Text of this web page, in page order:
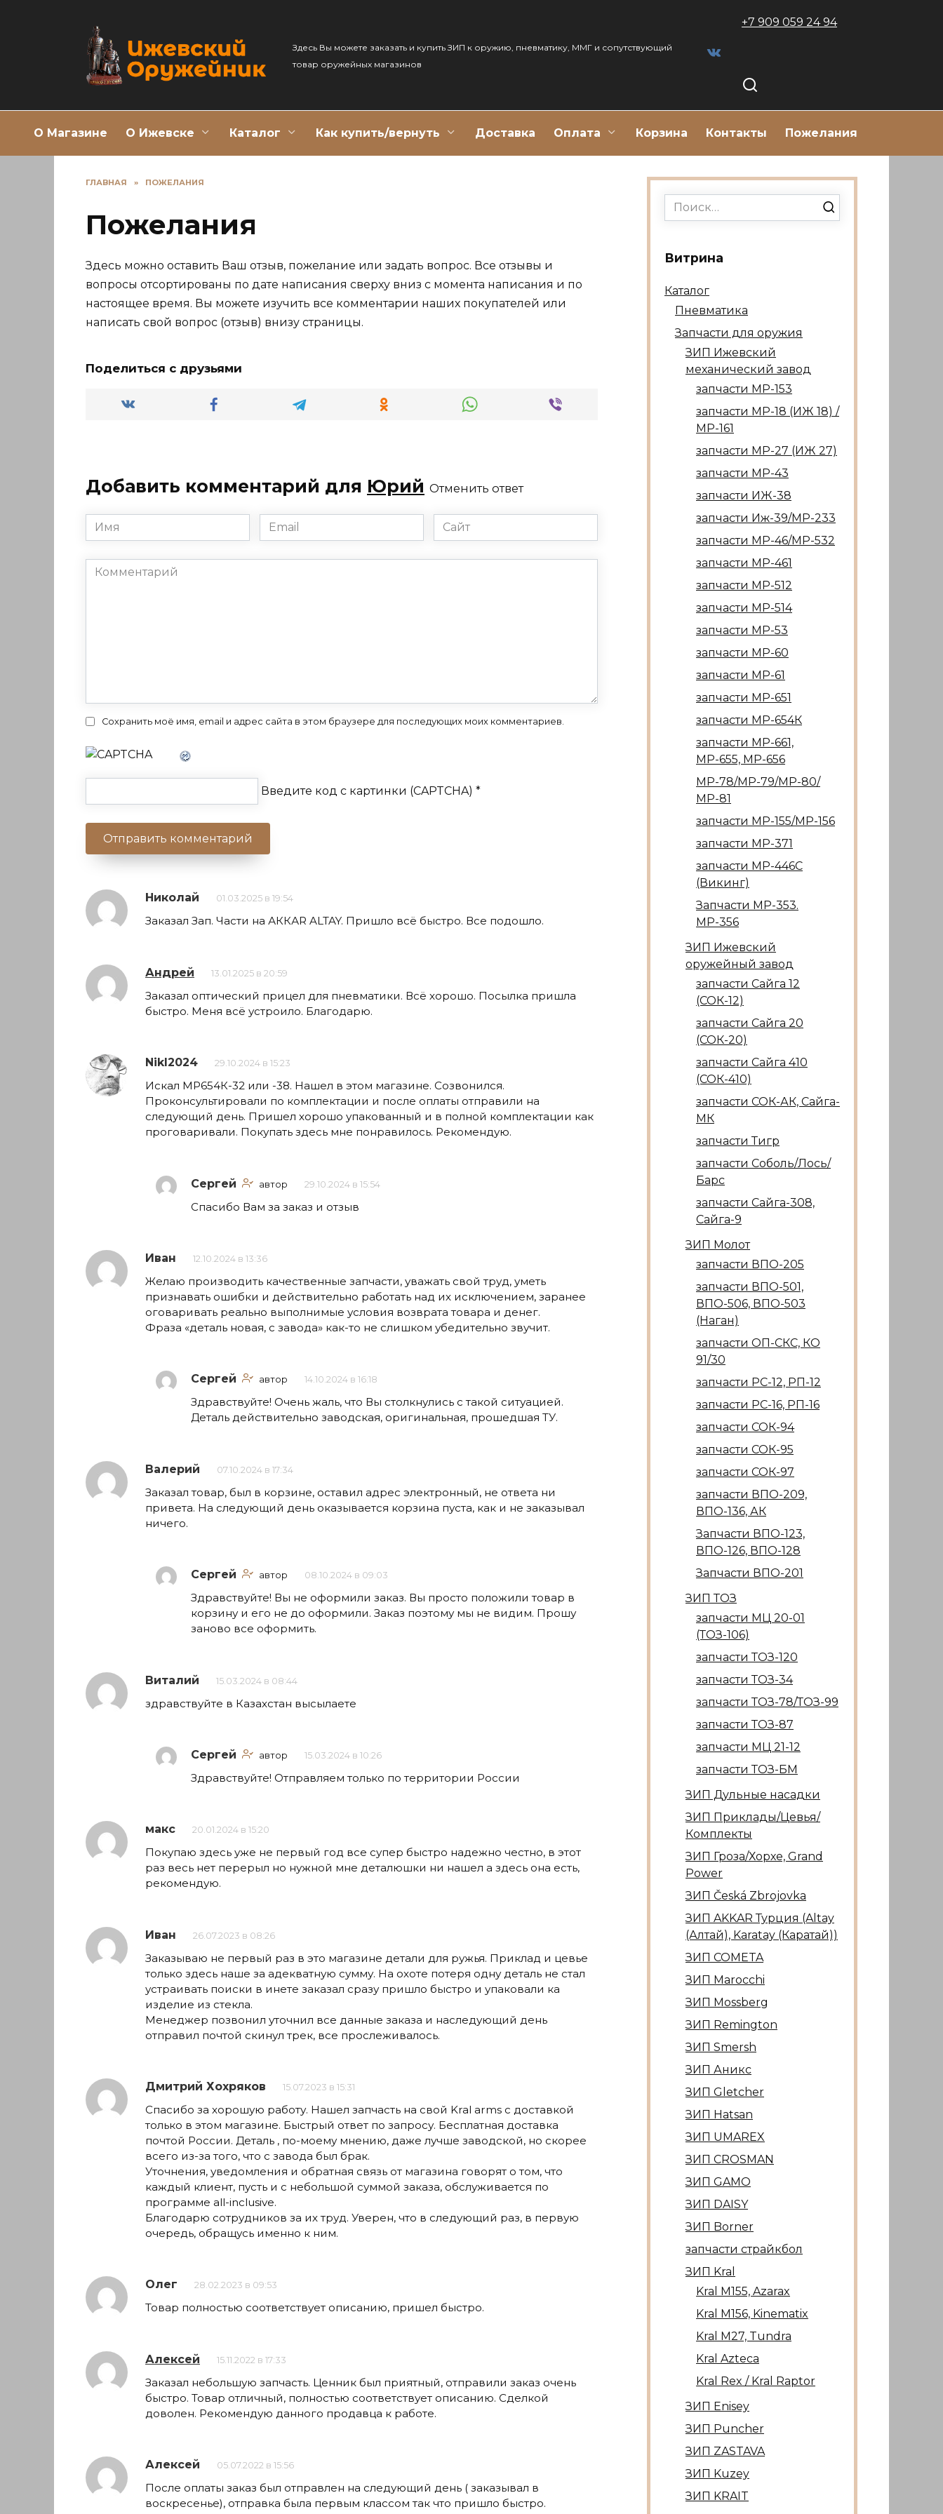
Здесь Вы можете заказать и купить ЗИП к оружию, пневматику, ММГ и сопутствующий
товар оружейных магазинов
+7 909 059 24 94
О Магазине О Ижевске Каталог Как купить/вернуть Доставка Оплата Корзина Контакты Пожелания
ГЛАВНАЯ » ПОЖЕЛАНИЯ
Пожелания
Здесь можно оставить Ваш отзыв, пожелание или задать вопрос. Все отзывы и
вопросы отсортированы по дате написания сверху вниз с момента написания и по
настоящее время. Вы можете изучить все комментарии наших покупателей или
написать свой вопрос (отзыв) внизу страницы.
Поделиться с друзьями
Добавить комментарий для Юрий Отменить ответ
Имя
*
Email
*
Сайт
Комментарий
Сохранить моё имя, email и адрес сайта в этом браузере для последующих моих комментариев.
Введите код с картинки (CAPTCHA) *
Николай 01.03.2025 в 19:54
Заказал Зап. Части на АККАR ALTAY. Пришло всё быстро. Все подошло.
Андрей 13.01.2025 в 20:59
Заказал оптический прицел для пневматики. Всё хорошо. Посылка пришла
быстро. Меня всё устроило. Благодарю.
NikI2024 29.10.2024 в 15:23
Искал МР654К-32 или -38. Нашел в этом магазине. Созвонился.
Проконсультировали по комплектации и после оплаты отправили на
следующий день. Пришел хорошо упакованный и в полной комплектации как
проговаривали. Покупать здесь мне понравилось. Рекомендую.
Сергей автор 29.10.2024 в 15:54
Спасибо Вам за заказ и отзыв
Иван 12.10.2024 в 13:36
Желаю производить качественные запчасти, уважать свой труд, уметь
признавать ошибки и действительно работать над их исключением, заранее
оговаривать реально выполнимые условия возврата товара и денег.
Фраза «деталь новая, с завода» как-то не слишком убедительно звучит.
Сергей автор 14.10.2024 в 16:18
Здравствуйте! Очень жаль, что Вы столкнулись с такой ситуацией.
Деталь действительно заводская, оригинальная, прошедшая ТУ.
Валерий 07.10.2024 в 17:34
Заказал товар, был в корзине, оставил адрес электронный, не ответа ни
привета. На следующий день оказывается корзина пуста, как и не заказывал
ничего.
Сергей автор 08.10.2024 в 09:03
Здравствуйте! Вы не оформили заказ. Вы просто положили товар в
корзину и его не до оформили. Заказ поэтому мы не видим. Прошу
заново все оформить.
Виталий 15.03.2024 в 08:44
здравствуйте в Казахстан высылаете
Сергей автор 15.03.2024 в 10:26
Здравствуйте! Отправляем только по территории России
макс 20.01.2024 в 15:20
Покупаю здесь уже не первый год все супер быстро надежно честно, в этот
раз весь нет перерыл но нужной мне деталюшки ни нашел а здесь она есть,
рекомендую.
Иван 26.07.2023 в 08:26
Заказываю не первый раз в это магазине детали для ружья. Приклад и цевье
только здесь наше за адекватную сумму. На охоте потеря одну деталь не стал
устраивать поиски в инете заказал сразу пришло быстро и упаковали ка
изделие из стекла.
Менеджер позвонил уточнил все данные заказа и наследующий день
отправил почтой скинул трек, все прослеживалось.
Дмитрий Хохряков 15.07.2023 в 15:31
Спасибо за хорошую работу. Нашел запчасть на свой Kral arms с доставкой
только в этом магазине. Быстрый ответ по запросу. Бесплатная доставка
почтой России. Деталь , по-моему мнению, даже лучше заводской, но скорее
всего из-за того, что с завода был брак.
Уточнения, уведомления и обратная связь от магазина говорят о том, что
каждый клиент, пусть и с небольшой суммой заказа, обслуживается по
программе all-inclusive.
Благодарю сотрудников за их труд. Уверен, что в следующий раз, в первую
очередь, обращусь именно к ним.
Олег 28.02.2023 в 09:53
Товар полностью соответствует описанию, пришел быстро.
Алексей 15.11.2022 в 17:33
Заказал небольшую запчасть. Ценник был приятный, отправили заказ очень
быстро. Товар отличный, полностью соответствует описанию. Сделкой
доволен. Рекомендую данного продавца к работе.
Алексей 05.07.2022 в 15:56
После оплаты заказ был отправлен на следующий день ( заказывал в
воскресенье), отправка была первым классом так что пришло быстро.
Search
for:
Витрина
Каталог
Пневматика
Запчасти для оружия
ЗИП Ижевский
механический завод
запчасти МР-153
запчасти МР-18 (ИЖ 18) /
МР-161
запчасти МР-27 (ИЖ 27)
запчасти МР-43
запчасти ИЖ-38
запчасти Иж-39/МР-233
запчасти МР-46/МР-532
запчасти МР-461
запчасти МР-512
запчасти МР-514
запчасти МР-53
запчасти МР-60
запчасти МР-61
запчасти МР-651
запчасти МР-654К
запчасти МР-661,
МР-655, МР-656
МР-78/МР-79/МР-80/
МР-81
запчасти МР-155/МР-156
запчасти МР-371
запчасти МР-446С
(Викинг)
Запчасти МР-353.
МР-356
ЗИП Ижевский
оружейный завод
запчасти Сайга 12
(СОК-12)
запчасти Сайга 20
(СОК-20)
запчасти Сайга 410
(СОК-410)
запчасти СОК-АК, Сайга-
МК
запчасти Тигр
запчасти Соболь/Лось/
Барс
запчасти Сайга-308,
Сайга-9
ЗИП Молот
запчасти ВПО-205
запчасти ВПО-501,
ВПО-506, ВПО-503
(Наган)
запчасти ОП-СКС, КО
91/30
запчасти РС-12, РП-12
запчасти РС-16, РП-16
запчасти СОК-94
запчасти СОК-95
запчасти СОК-97
запчасти ВПО-209,
ВПО-136, АК
Запчасти ВПО-123,
ВПО-126, ВПО-128
Запчасти ВПО-201
ЗИП ТОЗ
запчасти МЦ 20-01
(ТОЗ-106)
запчасти ТОЗ-120
запчасти ТОЗ-34
запчасти ТОЗ-78/ТОЗ-99
запчасти ТОЗ-87
запчасти МЦ 21-12
запчасти ТОЗ-БМ
ЗИП Дульные насадки
ЗИП Приклады/Цевья/
Комплекты
ЗИП Гроза/Хорхе, Grand
Power
ЗИП Česká Zbrojovka
ЗИП AKKAR Турция (Altay
(Алтай), Karatay (Каратай))
ЗИП COMETA
ЗИП Marocсhi
ЗИП Mossberg
ЗИП Remington
ЗИП Smersh
ЗИП Аникс
ЗИП Gletcher
ЗИП Hatsan
ЗИП UMAREX
ЗИП CROSMAN
ЗИП GAMO
ЗИП DAISY
ЗИП Borner
запчасти страйкбол
ЗИП Kral
Kral М155, Azarax
Kral М156, Kinematix
Kral М27, Tundra
Kral Azteca
Kral Rex / Kral Raptor
ЗИП Enisey
ЗИП Puncher
ЗИП ZASTAVA
ЗИП Kuzey
ЗИП KRAIT